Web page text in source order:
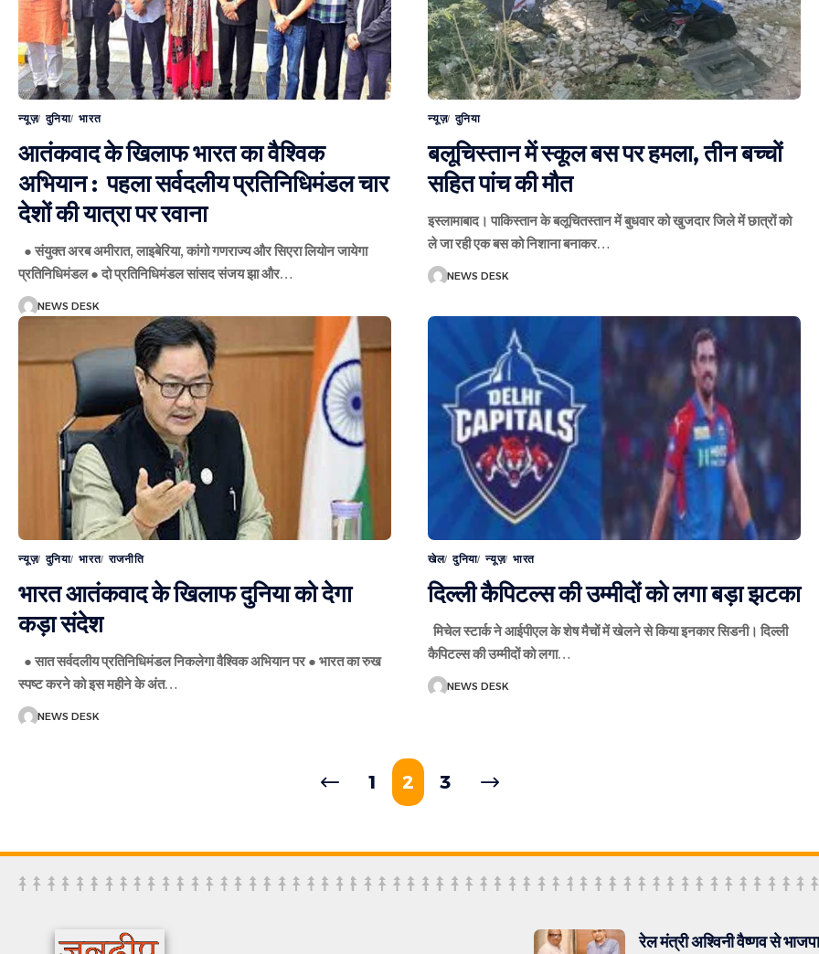
न्यूज़ दुनिया भारत
आतंकवाद के खिलाफ भारत का वैश्विक
अभियान : पहला सर्वदलीय प्रतिनिधिमंडल चार
देशों की यात्रा पर रवाना
● संयुक्त अरब अमीरात, लाइबेरिया, कांगो गणराज्य और सिएरा लियोन जायेगा
प्रतिनिधिमंडल ● दो प्रतिनिधिमंडल सांसद संजय झा और…
NEWS DESK
न्यूज़ दुनिया
बलूचिस्तान में स्कूल बस पर हमला, तीन बच्चों
सहित पांच की मौत
इस्लामाबाद। पाकिस्तान के बलूचितस्तान में बुधवार को खुजदार जिले में छात्रों को
ले जा रही एक बस को निशाना बनाकर…
NEWS DESK
न्यूज़ दुनिया भारत राजनीति
भारत आतंकवाद के खिलाफ दुनिया को देगा
कड़ा संदेश
● सात सर्वदलीय प्रतिनिधिमंडल निकलेगा वैश्विक अभियान पर ● भारत का रुख
स्पष्ट करने को इस महीने के अंत…
NEWS DESK
खेल दुनिया न्यूज़ भारत
दिल्ली कैपिटल्स की उम्मीदों को लगा बड़ा झटका
मिचेल स्टार्क ने आईपीएल के शेष मैचों में खेलने से किया इनकार सिडनी। दिल्ली
कैपिटल्स की उम्मीदों को लगा…
NEWS DESK
1 2 3
रेल मंत्री अश्विनी वैष्णव से